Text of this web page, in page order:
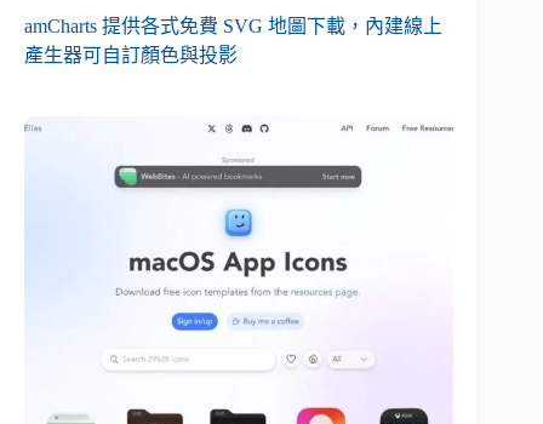
amCharts 提供各式免費 SVG 地圖下載，內建線上
產生器可自訂顏色與投影